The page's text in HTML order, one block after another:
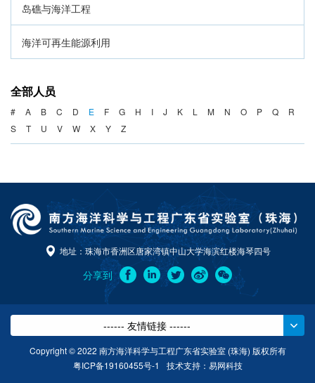
岛礁与海洋工程
海洋可再生能源利用
海洋产业与政策
海洋可持续发展
全部人员
# A B C D E F G H I J K L M N O P Q
R
S
T U V W X Y Z
地址：珠海市香洲区唐家湾镇中山大学海滨红楼海琴四号
分享到
------ 友情链接 ------
Copyright © 2022 南方海洋科学与工程广东省实验室 (珠海) 版权所有
粤ICP备19160455号-1
技术支持： 易网科技